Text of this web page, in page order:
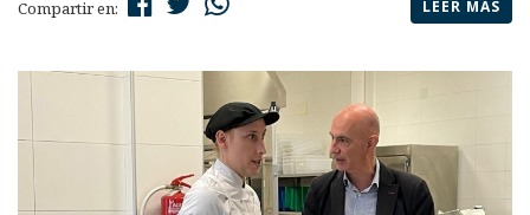
Compartir en: LEER MÁS